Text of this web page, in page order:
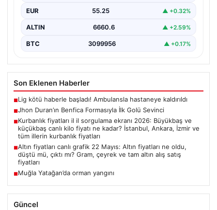
EUR 55.25 ▲ +0.32%
ALTIN 6660.6 ▲ +2.59%
BTC 3099956 ▲ +0.17%
Son Eklenen Haberler
■Lig kötü haberle başladı! Ambulansla hastaneye kaldırıldı
■Jhon Duran’ın Benfica Formasıyla İlk Golü Sevinci
■Kurbanlık fiyatları il il sorgulama ekranı 2026: Büyükbaş ve
küçükbaş canlı kilo fiyatı ne kadar? İstanbul, Ankara, İzmir ve
tüm illerin kurbanlık fiyatları
■Altın fiyatları canlı grafik 22 Mayıs: Altın fiyatları ne oldu,
düştü mü, çıktı mı? Gram, çeyrek ve tam altın alış satış
fiyatları
■Muğla Yatağan’da orman yangını
Güncel